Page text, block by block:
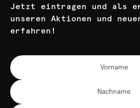
Jetzt eintragen und als
unseren Aktionen und
erfahren!